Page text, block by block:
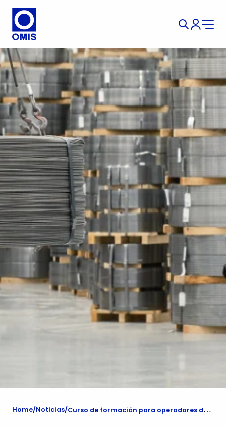
Home Noticias Curso de formación para operadores de puentes grúa